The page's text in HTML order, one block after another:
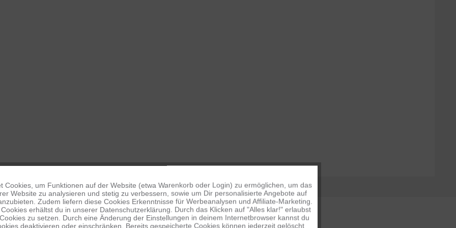
Aktiv
Inaktiv
Cookies, um Funktionen auf der Website (etwa Warenkorb oder Login) zu ermöglichen, um das
Website zu analysieren und stetig zu verbessern, sowie um Dir personalisierte Angebote auf
Zudem liefern diese Cookies Erkenntnisse für Werbeanalysen und Affiliate-Marketing.
erhältst du in unserer Datenschutzerklärung. Durch das Klicken auf "Alles klar!" erlaubst
zu setzen. Durch eine Änderung der Einstellungen in deinem Internetbrowser kannst du
deaktivieren oder einschränken. Bereits gespeicherte Cookies können jederzeit gelöscht